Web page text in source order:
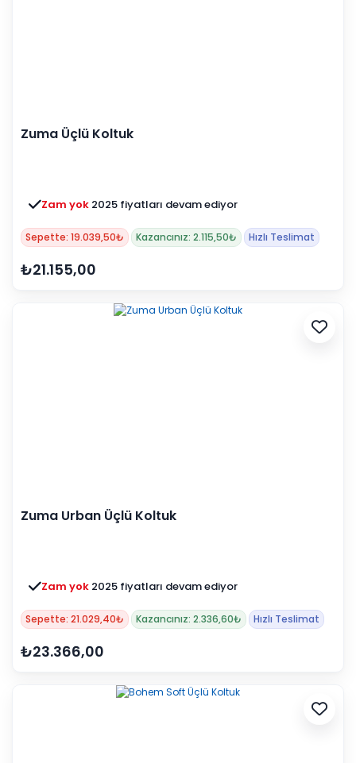
Zuma Üçlü Koltuk
Zam yok 2025 fiyatları devam ediyor
Sepette: 19.039,50₺ Kazancınız: 2.115,50₺ Hızlı Teslimat
₺21.155,00
Zuma Urban Üçlü Koltuk
Zam yok 2025 fiyatları devam ediyor
Sepette: 21.029,40₺ Kazancınız: 2.336,60₺ Hızlı Teslimat
₺23.366,00